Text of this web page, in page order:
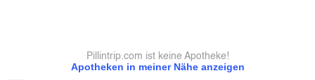
Apotheken in meiner Nähe anzeigen
Pillintrip.com ist keine Apotheke!